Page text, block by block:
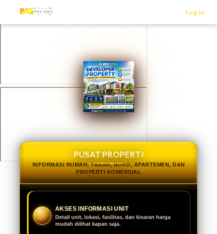
Log in
PUSAT PROPERTI
INFORMASI RUMAH, TANAH, RUKO, APARTEMEN, DAN
PROPERTI KOMERSIAL
AKSES INFORMASI UNIT
Detail unit, lokasi, fasilitas, dan kisaran harga
mudah dilihat kapan saja.